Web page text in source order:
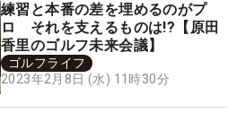
練習と本番の差を埋めるのがプ
ロ それを支えるものは!?【原田
香里のゴルフ未来会議】
ゴルフライフ
2023年2月8日 (水) 11時30分